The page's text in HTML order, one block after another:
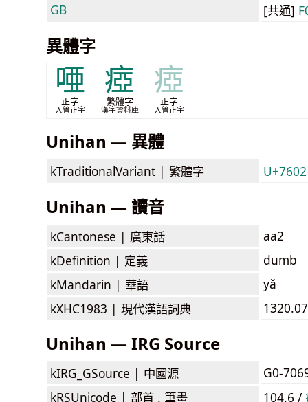
GB
[共通]
異體字
唖
正字
入管正字
瘂
繁體字
漢字資料庫
瘂
正字
入管正字
Unihan — 異體
kTraditionalVariant | 繁體字
Unihan — 讀音
kCantonese | 廣東話
aa2
kDefinition | 定義
dumb
kMandarin | 華語
yǎ
kXHC1983 | 現代漢語詞典
Unihan — IRG Source
kIRG_GSource | 中國源
G0-
kRSUnicode | 部首 . 筆畫 104.6 /